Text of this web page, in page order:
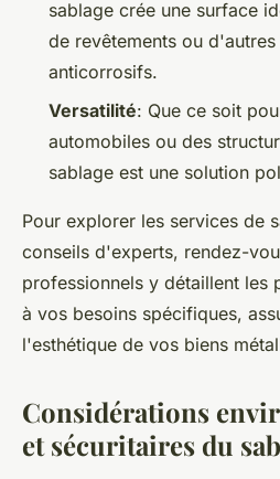
sablage crée une surface
de revêtements ou
anticorrosifs.
Versatilité: Que ce soit
automobiles ou des
sablage est une solution
Pour explorer les services de
conseils d'experts, rendez-
professionnels y détaillent les
à vos besoins spécifiques,
l'esthétique de vos biens
Considérations
et sécuritaires du